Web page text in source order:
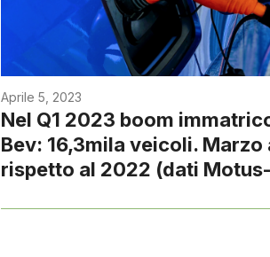
Aprile 5, 2023
Nel Q1 2023 boom
Bev: 16,3mila veicoli. Marzo
rispetto al 2022 (dati